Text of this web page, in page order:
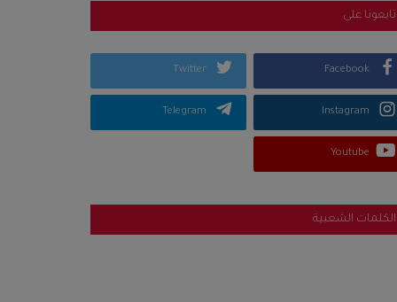
تابعونا على
Facebook
Twitter
Instagram
Telegram
Youtube
الكلمات الشعبية